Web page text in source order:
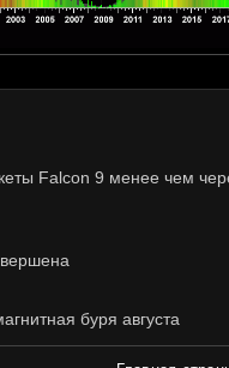
Falcon 9 менее чем
буря августа